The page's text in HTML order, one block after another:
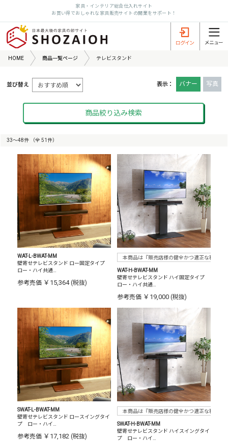
家具・インテリア総合仕入れサイト
お買い得でおしゃれな家具販売サイトの開業をサポート！
HOME 商品一覧ページ テレビスタンド
表示： バナー 写真
並び替え
商品絞り込み検索
33〜48件 （全 51件）
WAT-L-BWAT-MM
壁寄せテレビスタンド ロー固定タイプ
ロー・ハイ共通…
参考売価 ￥15,364 (税抜)
本商品は『販売店様の健全かつ適正な利益確
WAT-H-BWAT-MM
壁寄せテレビスタンド ハイ固定タイプ
ロー・ハイ共通…
参考売価 ￥19,000 (税抜)
SWAT-L-BWAT-MM
壁寄せテレビスタンド ロースイングタイ
プ ロー・ハイ…
参考売価 ￥17,182 (税抜)
本商品は『販売店様の健全かつ適正な利益確
SWAT-H-BWAT-MM
壁寄せテレビスタンド ハイスイングタイ
プ ロー・ハイ…